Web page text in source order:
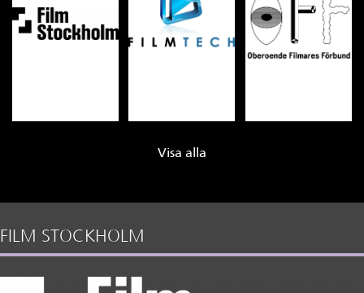
Visa alla
FILM STOCKHOLM